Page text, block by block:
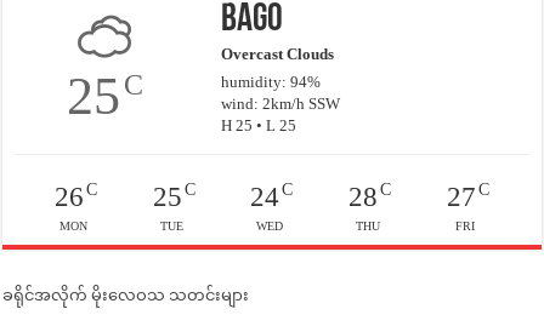
25C
Bago
Overcast Clouds
humidity: 94%
wind: 2km/h SSW
H 25 • L 25
26C
MON
25C
TUE
24C
WED
28C
THU
27C
FRI
ခရိုင်အလိုက် မိုးလေဝသ သတင်းများ